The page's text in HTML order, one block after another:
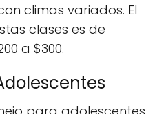
climas variados. El
clases es de
a $300.